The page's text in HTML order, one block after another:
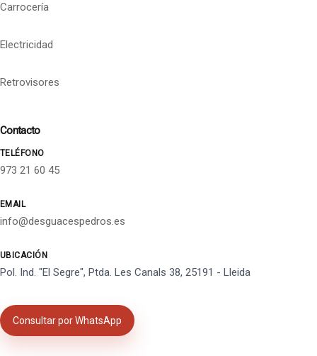
Carrocería
Electricidad
Retrovisores
Contacto
TELÉFONO
973 21 60 45
EMAIL
info@desguacespedros.es
UBICACIÓN
Pol. Ind. "El Segre", Ptda. Les Canals 38, 25191 - Lleida
Consultar por WhatsApp